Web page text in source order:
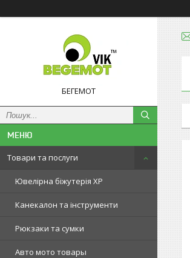
БЕГЕМОТ
Товари та послуги
Ювелірна біжутерія XP
Канекалон та інструменти
Рюкзаки та сумки
Авто мото товары